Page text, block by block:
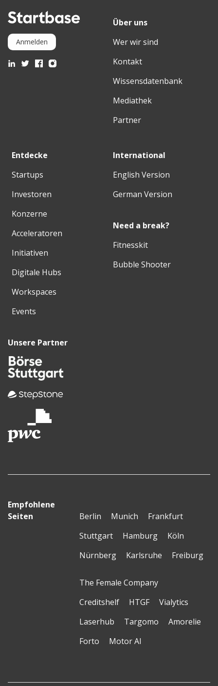
Anmelden
Über uns
Wer wir sind
Kontakt
Wissensdatenbank
Mediathek
Partner
Entdecke
Startups
Investoren
Konzerne
Acceleratoren
Initiativen
Digitale Hubs
Workspaces
Events
International
English Version
German Version
Need a break?
Fitnesskit
Bubble Shooter
Unsere Partner
Empfohlene
Seiten
Berlin Munich
Frankfurt
Stuttgart
Hamburg
Köln
Nürnberg
Karlsruhe Freiburg
The Female Company
Creditshelf
HTGF
Vialytics
Laserhub
Targomo
Amorelie
Forto
Motor AI